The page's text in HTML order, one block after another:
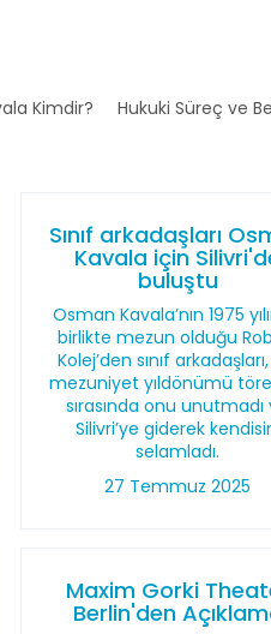
Kimdir? Hukuki Süreç ve
Sınıf arkadaşları
Kavala için
buluştu
Osman Kavala’nın 1975
birlikte mezun olduğu
Kolej’den sınıf
mezuniyet yıldönümü
sırasında onu unutmadı
Silivri’ye giderek
selamladı.
27 Temmuz 2025
Maxim Gorki
Berlin'den